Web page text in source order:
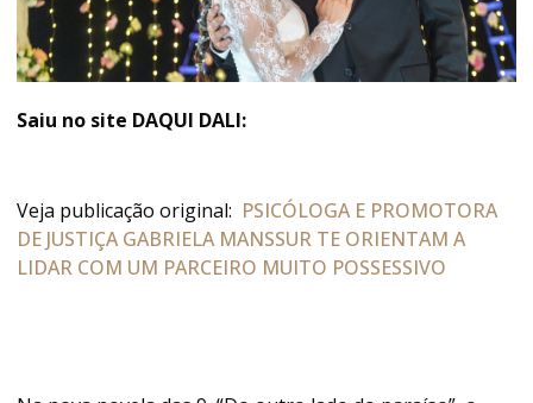
Saiu no site DAQUI DALI:
Veja publicação original: PSICÓLOGA E PROMOTORA
DE JUSTIÇA GABRIELA MANSSUR TE ORIENTAM A
LIDAR COM UM PARCEIRO MUITO POSSESSIVO